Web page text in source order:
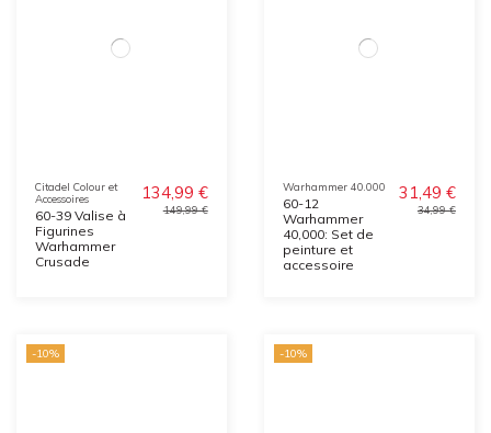
Citadel Colour et
Accessoires
60-39 Valise à
Figurines
Warhammer
Crusade
134,99 €
149,99 €
Warhammer 40.000
60-12
Warhammer
40,000: Set de
peinture et
accessoire
31,49 €
34,99 €
-10% -10%